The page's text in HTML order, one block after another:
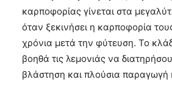
καρποφορίας γίνεται στα
όταν ξεκινήσει η καρποφορία
χρόνια μετά την φύτευση. Το
βοηθά τις λεμονιάς να
βλάστηση και πλούσια